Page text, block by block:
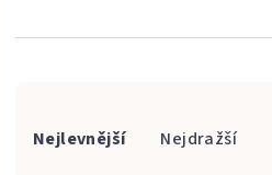
aNejlevnější Nejdražší